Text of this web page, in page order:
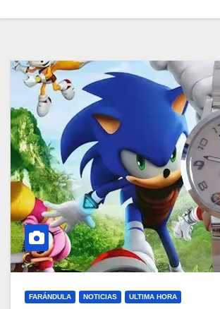
FARÁNDULA NOTICIAS ULTIMA HORA